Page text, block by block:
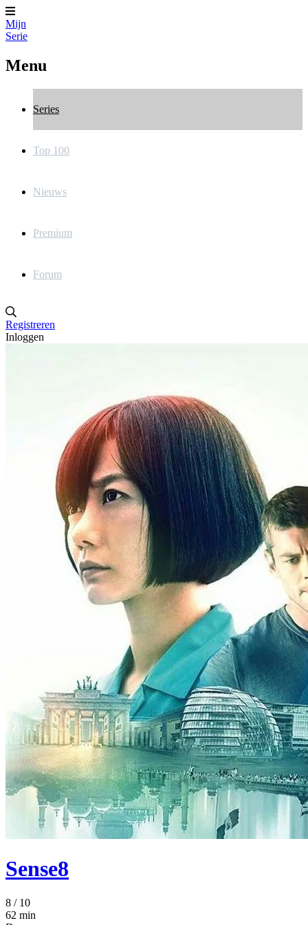
Mijn
Serie
Menu
Series
Top 100
Nieuws
Premium
Forum
Registreren
Inloggen
Sense8
8 / 10
62 min